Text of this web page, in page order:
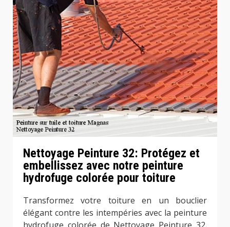
Nettoyage Peinture 32: Protégez et
embellissez avec notre peinture
hydrofuge colorée pour toiture
Transformez votre toiture en un bouclier
élégant contre les intempéries avec la peinture